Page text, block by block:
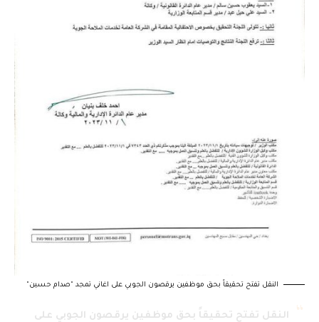
النقل تفتح تحقيقاً بحق موظفين يرقصون الجوبي على اغاني تمجد "صدام حسين"
النقل تفتح تحقيقاً بحق موظفين يرقصون الجوبي على